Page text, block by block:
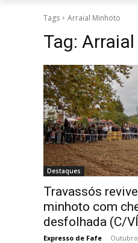
Tags Arraial Minhoto
Tag:
Destaques
Travassós
minhoto com
desfolhada (C/
Expresso de Fafe - Outubro